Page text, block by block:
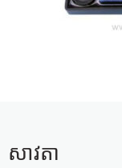
សាវតា